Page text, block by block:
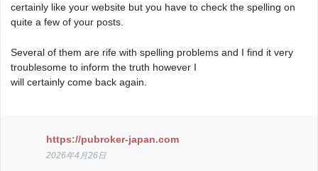
certainly like your website but you have to check the spelling on
quite a few of your posts.
Several of them are rife with spelling problems and I find it very
troublesome to inform the truth however I
will certainly come back again.
https://pubroker-japan.com
2026年4月26日